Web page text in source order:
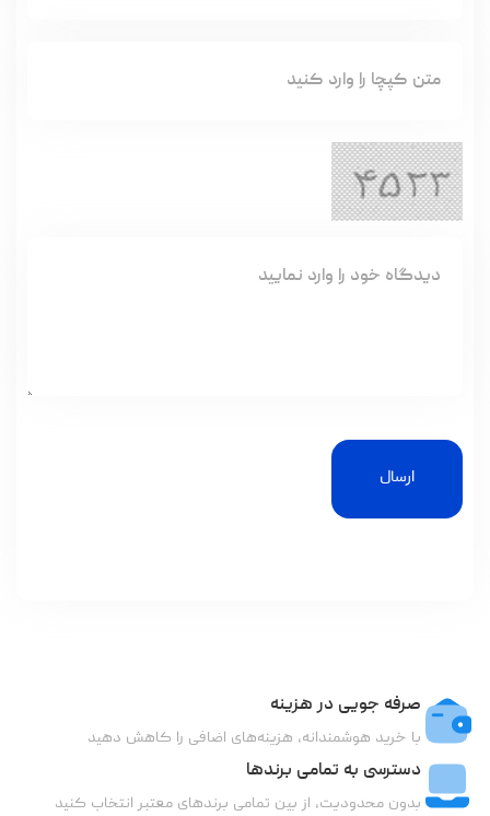
ارسال
صرفه جویی در هزینه
با خرید هوشمندانه، هزینه‌های اضافی را کاهش دهید
دسترسی به تمامی برندها
بدون محدودیت، از بین تمامی برندهای معتبر انتخاب کنید